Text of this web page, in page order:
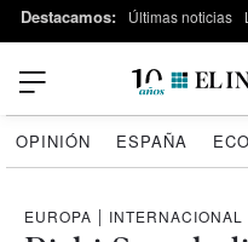
Destacamos: Últimas noticias
OPINIÓN ESPAÑA
EUROPA | INTERNACIONAL